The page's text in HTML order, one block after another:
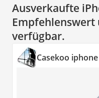
Ausverkaufte
verfügbar.
Casekoo